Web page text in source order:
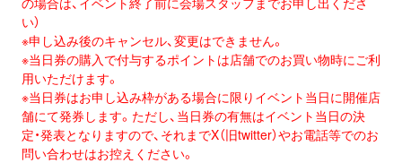
い）
※申し込み後のキャンセル、変更はできません。
※当日券の購入で付与するポイントは店舗でのお買い物時にご利
用いただけます。
※当日券はお申し込み枠がある場合に限りイベント 当日に開催店
舗にて発券 します。ただし、 当日券の有無はイベント 当日の決
定・発表となりますので、 それまでX（旧twitter）やお電話等でのお
問い合わせはお控えください。